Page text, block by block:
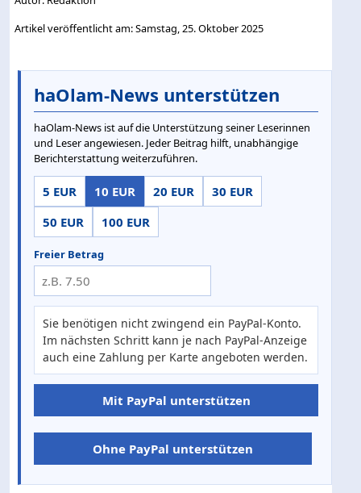
Artikel veröffentlicht am: Samstag, 25. Oktober 2025
haOlam-News unterstützen
haOlam-News ist auf die Unterstützung seiner Leserinnen
und Leser angewiesen. Jeder Beitrag hilft, unabhängige
Berichterstattung weiterzuführen.
5 EUR 10 EUR 20 EUR
30 EUR
50 EUR
100 EUR
Freier Betrag
Sie benötigen nicht zwingend ein PayPal-Konto.
Im nächsten Schritt kann je nach PayPal-Anzeige
auch eine Zahlung per Karte angeboten werden.
Mit PayPal unterstützen
Ohne PayPal unterstützen